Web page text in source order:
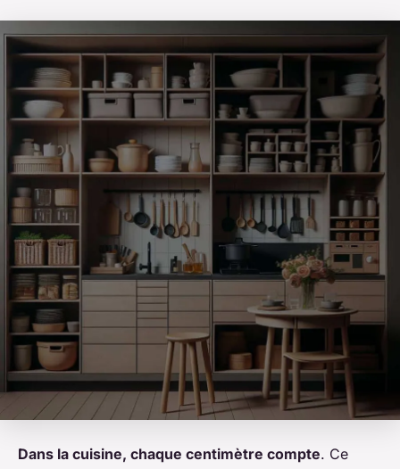
Dans la cuisine, chaque centimètre compte. Ce